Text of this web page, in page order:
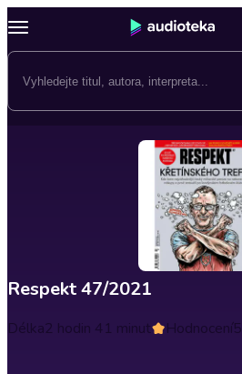
Respekt 47/2021
Délka2 hodin 41 minut Hodnocení5